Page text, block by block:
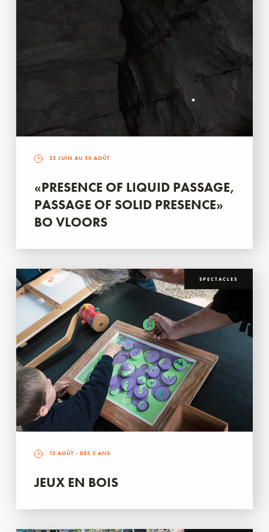
25 JUIN AU 30 AOÛT
«PRESENCE OF LIQUID PASSAGE,
PASSAGE OF SOLID PRESENCE»
BO VLOORS
SPECTACLES
12 AOÛT - DÈS 5 ANS
JEUX EN BOIS